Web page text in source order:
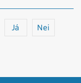
Já Nei